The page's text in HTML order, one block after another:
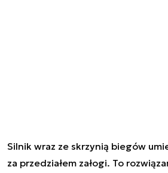
Silnik wraz ze skrzynią biegów
za przedziałem załogi. To